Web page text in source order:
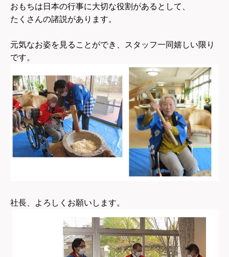
おもちは日本の行事に大切な役割があるとして、
たくさんの諸説があります。
元気なお姿を見ることができ、スタッフ一同嬉しい限り
です。
社長、よろしくお願いします。